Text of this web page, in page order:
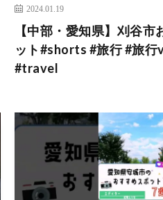
2024.01.19
【中部・愛知県】刈谷
ット#shorts #旅行 #旅行
#travel